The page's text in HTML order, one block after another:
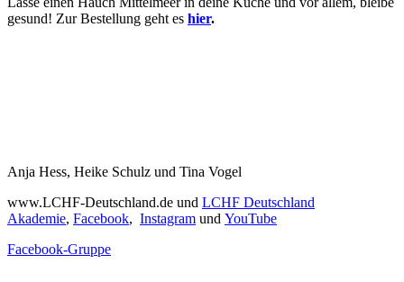
gesund! Zur Bestellung geht es hier.
Anja Hess, Heike Schulz und Tina Vogel
www.LCHF-Deutschland.de und LCHF Deutschland
Akademie, Facebook, Instagram und YouTube
Facebook-Gruppe